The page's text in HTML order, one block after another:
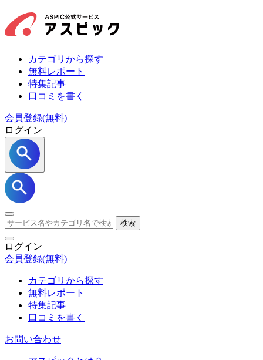
カテゴリから探す
無料レポート
特集記事
口コミを書く
会員登録(無料)
ログイン
検索
ログイン
会員登録(無料)
カテゴリから探す
無料レポート
特集記事
口コミを書く
お問い合わせ